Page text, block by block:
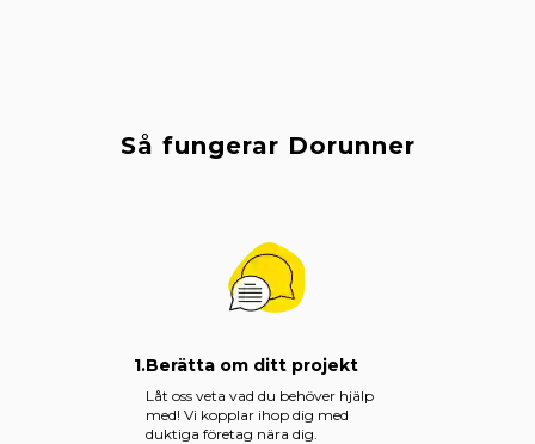
Så fungerar Dorunner
1.Berätta om ditt projekt
Låt oss veta vad du behöver hjälp
med! Vi kopplar ihop dig med
duktiga företag nära dig.